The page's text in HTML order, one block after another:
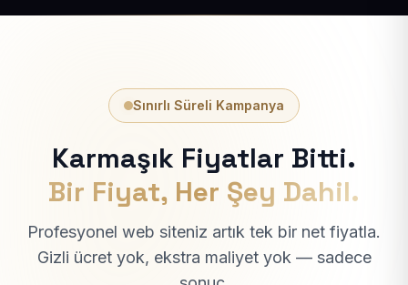
Sınırlı Süreli Kampanya
Karmaşık Fiyatlar Bitti.
Bir Fiyat, Her Şey Dahil.
Profesyonel web siteniz artık tek bir net fiyatla.
Gizli ücret yok, ekstra maliyet yok — sadece